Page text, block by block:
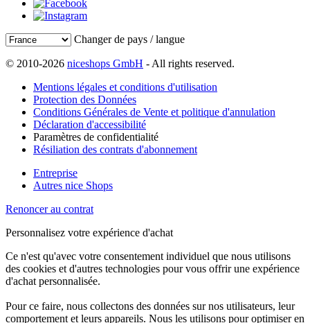
Changer de pays / langue
© 2010-2026 niceshops GmbH - All rights reserved.
Mentions légales et conditions d'utilisation
Protection des Données
Conditions Générales de Vente et politique d'annulation
Déclaration d'accessibilité
Paramètres de confidentialité
Résiliation des contrats d'abonnement
Entreprise
Autres nice Shops
Renoncer au contrat
Personnalisez votre expérience d'achat
Ce n'est qu'avec votre consentement individuel que nous utilisons
des cookies et d'autres technologies pour vous offrir une expérience
d'achat personnalisée.
Pour ce faire, nous collectons des données sur nos utilisateurs, leur
comportement et leurs appareils. Nous les utilisons pour optimiser en